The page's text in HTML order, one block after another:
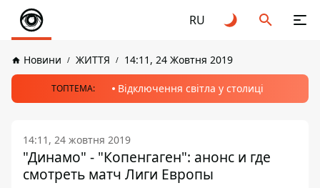
RU
Новини ЖИТТЯ 14:11, 24 Жовтня 2019
ТОПТЕМА: Відключення світла у столиці
14:11, 24 жовтня 2019
"Динамо" - "Копенгаген": анонс и где
смотреть матч Лиги Европы